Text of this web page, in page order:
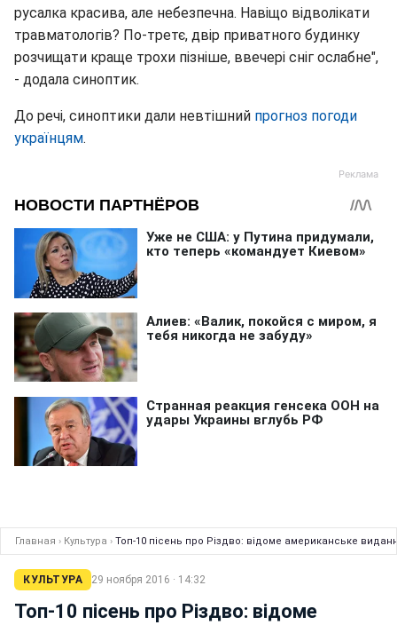
русалка красива, але небезпечна. Навіщо відволікати
травматологів? По-третє, двір приватного будинку
розчищати краще трохи пізніше, ввечері сніг ослабне",
- додала синоптик.
До речі, синоптики дали невтішний прогноз погоди
українцям.
Главная › Культура › Топ-10 пісень про Різдво: відоме американське
КУЛЬТУРА 29 ноября 2016 · 14:32
Топ-10 пісень про Різдво: відоме